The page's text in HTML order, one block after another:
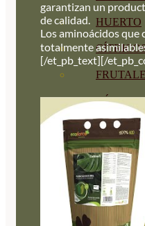
HUERTO
CÉSPED
BONSAI
OLIVO
CACTUS,
garantizan un
de calidad.
Los aminoácidos que
totalmente
[/et_pb_text][/